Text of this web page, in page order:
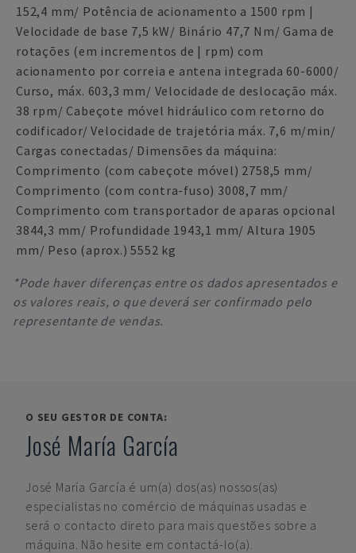
152,4 mm/ Potência de acionamento a 1500 rpm |
Velocidade de base 7,5 kW/ Binário 47,7 Nm/ Gama de
rotações (em incrementos de | rpm) com
acionamento por correia e antena integrada 60-6000/
Curso, máx. 603,3 mm/ Velocidade de deslocação máx.
38 rpm/ Cabeçote móvel hidráulico com retorno do
codificador/ Velocidade de trajetória máx. 7,6 m/min/
Cargas conectadas/ Dimensões da máquina:
Comprimento (com cabeçote móvel) 2758,5 mm/
Comprimento (com contra-fuso) 3008,7 mm/
Comprimento com transportador de aparas opcional
3844,3 mm/ Profundidade 1943,1 mm/ Altura 1905
mm/ Peso (aprox.) 5552 kg
*Pode haver diferenças entre os dados apresentados e
os valores reais, o que deverá ser confirmado pelo
representante de vendas.
O SEU GESTOR DE CONTA:
José María García
José María García é um(a) dos(as) nossos(as)
especialistas no comércio de máquinas usadas e
será o contacto direto para mais questões sobre a
máquina. Não hesite em contactá-lo(a).